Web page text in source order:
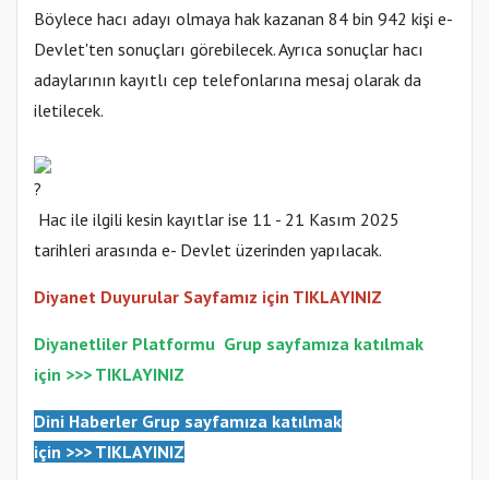
Böylece hacı adayı olmaya hak kazanan 84 bin 942 kişi e-
Devlet'ten sonuçları görebilecek. Ayrıca sonuçlar hacı
adaylarının kayıtlı cep telefonlarına mesaj olarak da
iletilecek.
Hac ile ilgili kesin kayıtlar ise 11 - 21 Kasım 2025
tarihleri arasında e- Devlet üzerinden yapılacak.
Diyanet Duyurular Sayfamız için TIKLAYINIZ
Diyanetliler Platformu Grup sayfamıza katılmak
için >>> TIKLAYINIZ
Dini Haberler Grup sayfamıza katılmak
için >>> TIKLAYINIZ